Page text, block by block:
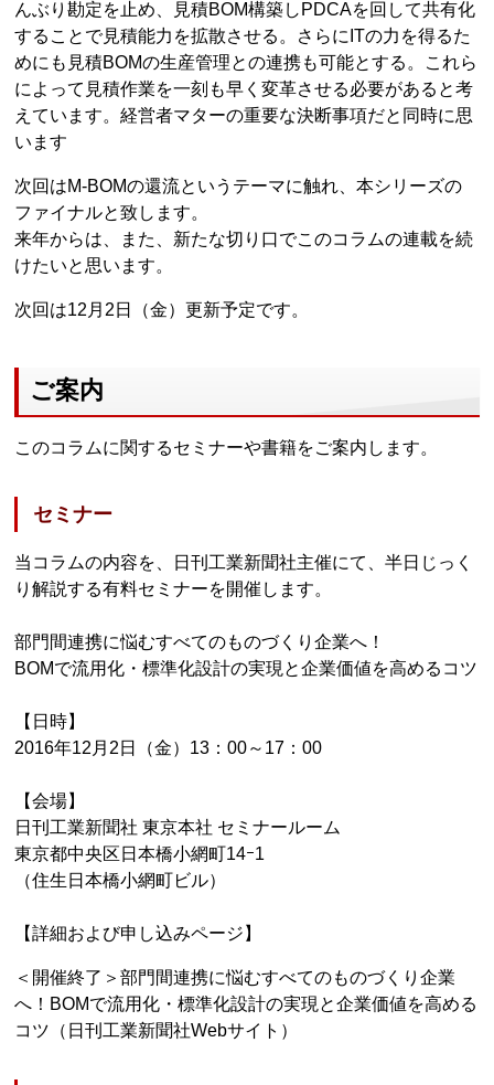
んぶり勘定を止め、見積BOM構築しPDCAを回して共有化
することで見積能力を拡散させる。さらにITの力を得るた
めにも見積BOMの生産管理との連携も可能とする。これら
によって見積作業を一刻も早く変革させる必要があると考
えています。経営者マターの重要な決断事項だと同時に思
います
次回はM-BOMの還流というテーマに触れ、本シリーズの
ファイナルと致します。
来年からは、また、新たな切り口でこのコラムの連載を続
けたいと思います。
次回は12月2日（金）更新予定です。
ご案内
このコラムに関するセミナーや書籍をご案内します。
セミナー
当コラムの内容を、日刊工業新聞社主催にて、半日じっく
り解説する有料セミナーを開催します。
部門間連携に悩むすべてのものづくり企業へ！
BOMで流用化・標準化設計の実現と企業価値を高めるコツ
【日時】
2016年12月2日（金）13：00～17：00
【会場】
日刊工業新聞社 東京本社 セミナールーム
東京都中央区日本橋小網町14ｰ1
（住生日本橋小網町ビル）
【詳細および申し込みページ】
＜開催終了＞部門間連携に悩むすべてのものづくり企業
へ！BOMで流用化・標準化設計の実現と企業価値を高める
コツ（日刊工業新聞社Webサイト）